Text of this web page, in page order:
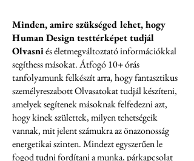
Minden, amire szükséged lehet, hogy
Human Design testtérképet tudjál
Olvasniés életmegváltoztató információkkal
segíthess másokat. Átfogó 10+ órás
tanfolyamunk felkészít arra, hogy fantasztikus
személyreszabott Olvasatokat tudjál készíteni,
amelyek segítenek másoknak felfedezni azt,
hogy kinek születtek, milyen tehetségeik
vannak, mit jelent számukra az önazonosság
energetikai szinten. Mindezt egyszerűen le
fogod tudni fordítani a munka, párkapcsolat